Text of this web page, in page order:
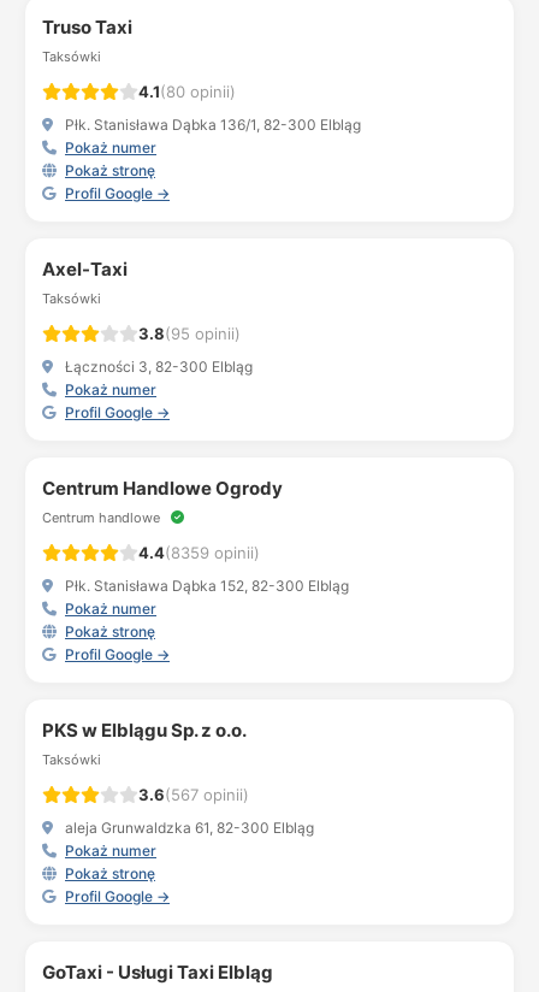
Truso Taxi
Taksówki
4.1(80 opinii)
Płk. Stanisława Dąbka 136/1, 82-300 Elbląg
Pokaż numer
Pokaż stronę
Profil Google →
Axel-Taxi
Taksówki
3.8(95 opinii)
Łączności 3, 82-300 Elbląg
Pokaż numer
Profil Google →
Centrum Handlowe Ogrody
Centrum handlowe
4.4(8359 opinii)
Płk. Stanisława Dąbka 152, 82-300 Elbląg
Pokaż numer
Pokaż stronę
Profil Google →
PKS w Elblągu Sp. z o.o.
Taksówki
3.6(567 opinii)
aleja Grunwaldzka 61, 82-300 Elbląg
Pokaż numer
Pokaż stronę
Profil Google →
GoTaxi - Usługi Taxi Elbląg